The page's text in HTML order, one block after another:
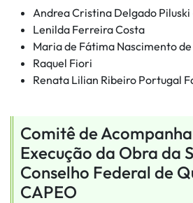
Andrea Cristina Delgado Piluski
Lenilda Ferreira Costa
Maria de Fátima Nascimento de
Raquel Fiori
Renata Lilian Ribeiro Portugal
Comitê de
Execução da Obra da
Conselho Federal de
CAPEO